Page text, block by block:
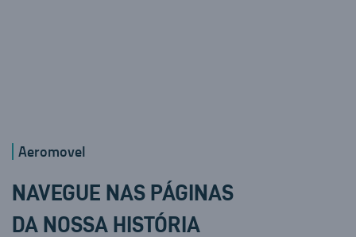
Aeromovel
NAVEGUE NAS PÁGINAS
DA NOSSA HISTÓRIA